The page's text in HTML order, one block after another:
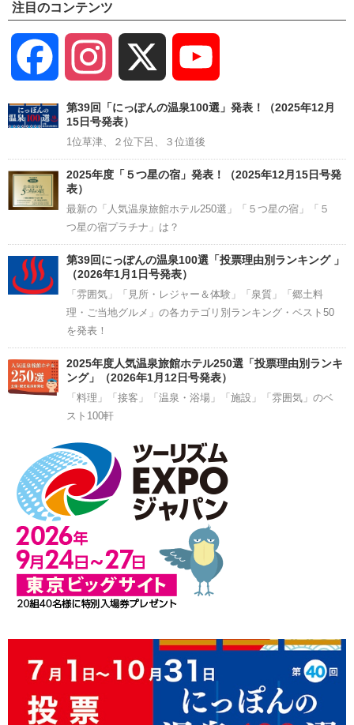
注目のコンテンツ
Facebook Instagram
Channel
第39回「にっぽんの温泉100選」発表！（2025年12月
15日号発表）
1位草津、２位下呂、３位道後
2025年度「５つ星の宿」発表！（2025年12月15日号発
表）
最新の「人気温泉旅館ホテル250選」「５つ星の宿」「５
つ星の宿プラチナ」は？
第39回にっぽんの温泉100選「投票理由別ランキング 」
（2026年1月1日号発表）
「雰囲気」「見所・レジャー＆体験」「泉質」「郷土料
理・ご当地グルメ」の各カテゴリ別ランキング・ベスト50
を発表！
2025年度人気温泉旅館ホテル250選「投票理由別ランキ
ング」（2026年1月12日号発表）
「料理」「接客」「温泉・浴場」「施設」「雰囲気」のベ
スト100軒